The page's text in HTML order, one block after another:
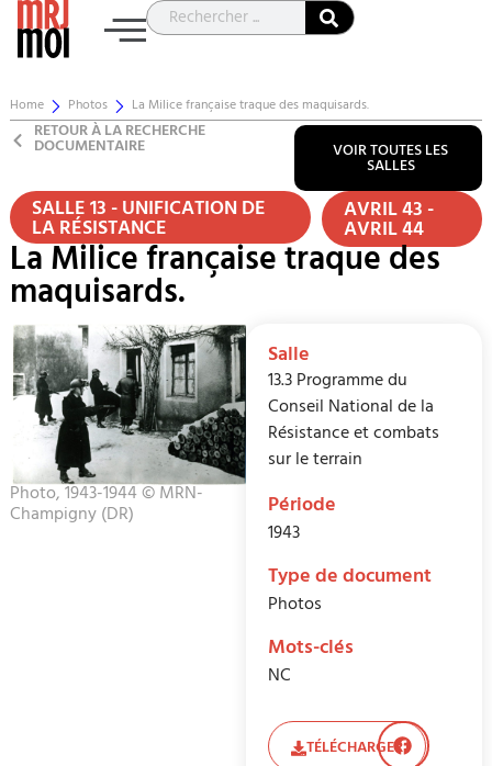
Home Photos La Milice française traque des maquisards.
RETOUR À LA RECHERCHE
DOCUMENTAIRE VOIR TOUTES LES
SALLES
SALLE 13 - UNIFICATION DE
LA RÉSISTANCE AVRIL 43 -
AVRIL 44
La Milice française traque des
maquisards.
Photo, 1943-1944 © MRN-
Champigny (DR)
Salle
13.3 Programme du
Conseil National de la
Résistance et combats
sur le terrain
Période
1943
Type de document
Photos
Mots-clés
NC
TÉLÉCHARGER